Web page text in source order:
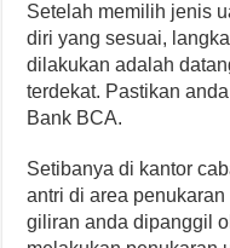
Setelah memilih jenis
diri yang sesuai,
dilakukan adalah
terdekat. Pastikan
Bank BCA.
Setibanya di kantor
antri di area
giliran anda dipanggil